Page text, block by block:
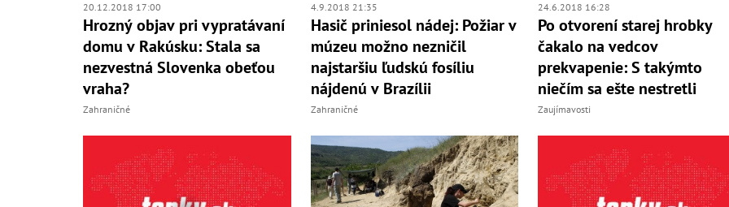
20.12.2018 17:00
Hrozný objav pri vypratávaní
domu v Rakúsku: Stala sa
nezvestná Slovenka obeťou
vraha?
Zahraničné
4.9.2018 21:35
Hasič priniesol nádej: Požiar v
múzeu možno nezničil
najstaršiu ľudskú fosíliu
nájdenú v Brazílii
Zahraničné
24.6.2018 16:28
Po otvorení starej hrobky
čakalo na vedcov
prekvapenie: S takýmto
niečím sa ešte nestretli
Zaujímavosti